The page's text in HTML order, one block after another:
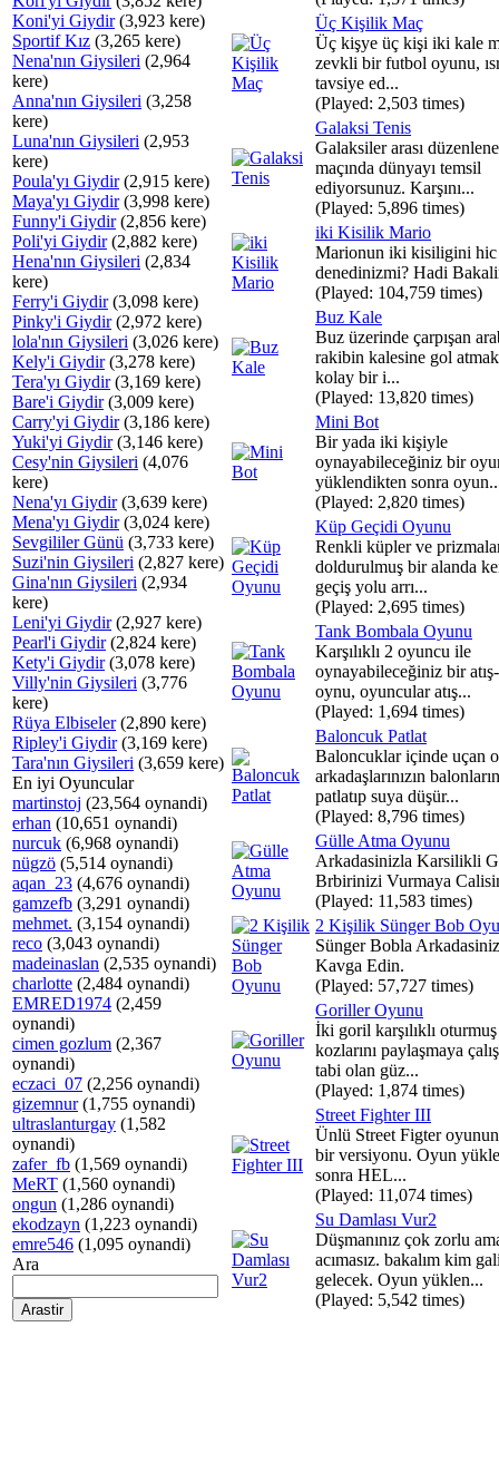
Koni'yi Giydir(3,923 kere)
Sportif Kız (3,265 kere)
Nena'nın Giysileri (2,964
kere)
Anna'nın Giysileri (3,258
kere)
Luna'nın Giysileri (2,953
kere)
Poula'yı Giydir(2,915 kere)
Maya'yı Giydir(3,998 kere)
Funny'i Giydir(2,856 kere)
Poli'yi Giydir(2,882 kere)
Hena'nın Giysileri (2,834
kere)
Ferry'i Giydir(3,098 kere)
Pinky'i Giydir(2,972 kere)
lola'nın Giysileri (3,026 kere)
Kely'i Giydir(3,278 kere)
Tera'yı Giydir(3,169 kere)
Bare'i Giydir(3,009 kere)
Carry'yi Giydir(3,186 kere)
Yuki'yi Giydir(3,146 kere)
Cesy'nin Giysileri (4,076
kere)
Nena'yı Giydir(3,639 kere)
Mena'yı Giydir(3,024 kere)
Sevgililer Günü (3,733 kere)
Suzi'nin Giysileri (2,827 kere)
Gina'nın Giysileri (2,934
kere)
Leni'yi Giydir(2,927 kere)
Pearl'i Giydir(2,824 kere)
Kety'i Giydir(3,078 kere)
Villy'nin Giysileri (3,776
kere)
Rüya Elbiseler(2,890 kere)
Ripley'i Giydir(3,169 kere)
Tara'nın Giysileri (3,659 kere)
En iyi Oyuncular
martinstoj (23,564 oynandi)
erhan (10,651 oynandi)
nurcuk (6,968 oynandi)
nügzö (5,514 oynandi)
aqan_23 (4,676 oynandi)
gamzefb (3,291 oynandi)
mehmet. (3,154 oynandi)
reco (3,043 oynandi)
madeinaslan (2,535 oynandi)
charlotte (2,484 oynandi)
EMRED1974 (2,459
oynandi)
cimen gozlum (2,367
oynandi)
eczaci_07 (2,256 oynandi)
gizemnur(1,755 oynandi)
ultraslanturgay (1,582
oynandi)
zafer_fb (1,569 oynandi)
MeRT (1,560 oynandi)
ongun (1,286 oynandi)
ekodzayn (1,223 oynandi)
emre546 (1,095 oynandi)
Ara
Üç Kişilik Maç
Üç kişye üç kişi iki kale
zevkli bir futbol oyunu,
tavsiye ed...
(Played: 2,503 times)
Galaksi Tenis
Galaksiler arası
maçında dünyayı temsil
ediyorsunuz. Karşını...
(Played: 5,896 times)
iki Kisilik Mario
Marionun iki kisiligini hic
denedinizmi? Hadi
(Played: 104,759 times)
Buz Kale
Buz üzerinde çarpışan
rakibin kalesine gol
kolay bir i...
(Played: 13,820 times)
Mini Bot
Bir yada iki kişiyle
oynayabileceğiniz bir
yüklendikten sonra
(Played: 2,820 times)
Küp Geçidi Oyunu
Renkli küpler ve
doldurulmuş bir alanda
geçiş yolu arrı...
(Played: 2,695 times)
Tank Bombala Oyunu
Karşılıklı 2 oyuncu ile
oynayabileceğiniz bir
oynu, oyuncular atış...
(Played: 1,694 times)
Baloncuk Patlat
Baloncuklar içinde uçan
arkadaşlarınızın
patlatıp suya düşür...
(Played: 8,796 times)
Gülle Atma Oyunu
Arkadasinizla Karsilikli
Brbirinizi Vurmaya
(Played: 11,583 times)
2 Kişilik Sünger Bob
Sünger Bobla
Kavga Edin.
(Played: 57,727 times)
Goriller Oyunu
İki goril karşılıklı oturmuş
kozlarını paylaşmaya
tabi olan güz...
(Played: 1,874 times)
Street Fighter III
Ünlü Street Figter
bir versiyonu. Oyun
sonra HEL...
(Played: 11,074 times)
Su Damlası Vur2
Düşmanınız çok zorlu
acımasız. bakalım kim
gelecek. Oyun yüklen...
(Played: 5,542 times)